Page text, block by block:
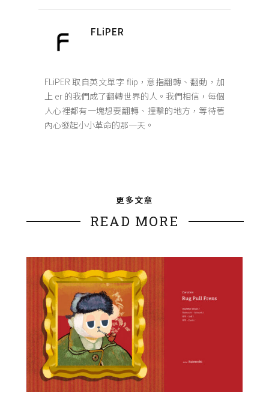
FLiPER
FLiPER 取自英文單字 flip，意指翻轉、翻動，加
上 er 的我們成了翻轉世界的人。我們相信，每個
人心裡都有一塊想要翻轉、撞擊的地方，等待著
內心發起小小革命的那一天。
更多文章
READ MORE